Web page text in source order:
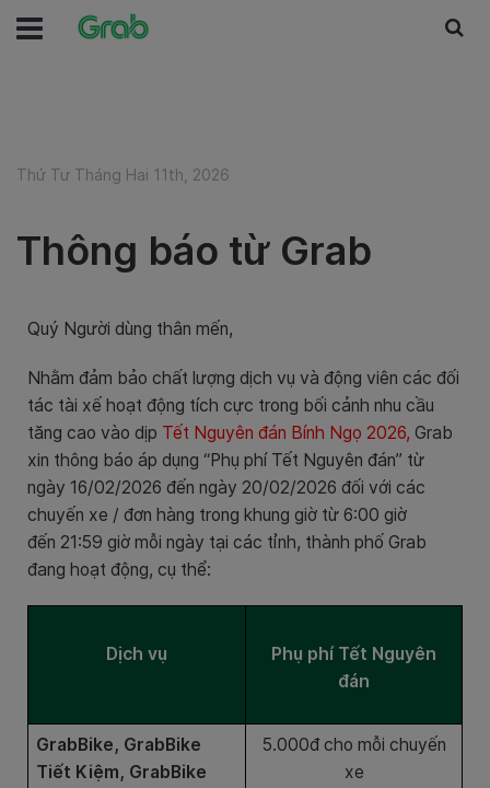
Thứ Tư Tháng Hai 11th, 2026
Thông báo từ Grab
Quý Người dùng thân mến,
Nhằm đảm bảo chất lượng dịch vụ và động viên các đối
tác tài xế hoạt động tích cực trong bối cảnh nhu cầu
tăng cao vào dịp Tết Nguyên đán Bính Ngọ 2026, Grab
xin thông báo áp dụng “Phụ phí Tết Nguyên đán” từ
ngày 16/02/2026 đến ngày 20/02/2026 đối với các
chuyến xe / đơn hàng trong khung giờ từ 6:00 giờ
đến 21:59 giờ mỗi ngày tại các tỉnh, thành phố Grab
đang hoạt động, cụ thể:
Dịch vụ
Phụ phí Tết Nguyên
đán
GrabBike, GrabBike
Tiết Kiệm, GrabBike
5.000đ cho mỗi chuyến
xe